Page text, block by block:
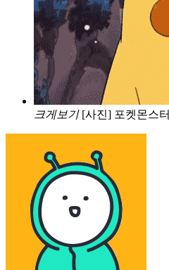
크게보기 [사진] 포켓몬스터